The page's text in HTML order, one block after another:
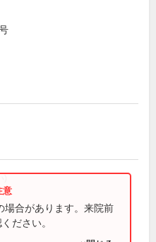
場合があります。来院前
ださい。